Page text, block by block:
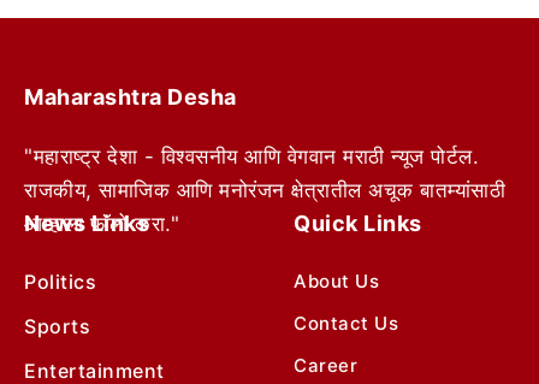
Maharashtra Desha
"महाराष्ट्र देशा - विश्वसनीय आणि वेगवान मराठी न्यूज पोर्टल.
राजकीय, सामाजिक आणि मनोरंजन क्षेत्रातील अचूक बातम्यांसाठी
आम्हाला फॉलो करा."
News Links
Politics
Sports
Entertainment
Quick Links
About Us
Contact Us
Career